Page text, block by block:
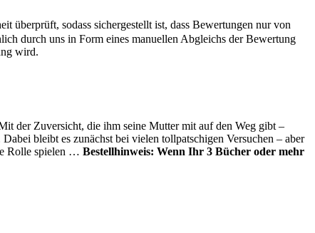
überprüft, sodass sichergestellt ist, dass Bewertungen nur von
durch uns in Form eines manuellen Abgleichs der Bewertung
wird.
der Zuversicht, die ihm seine Mutter mit auf den Weg gibt –
bleibt es zunächst bei vielen tollpatschigen Versuchen – aber
Rolle spielen … Bestellhinweis: Wenn Ihr 3 Bücher oder mehr